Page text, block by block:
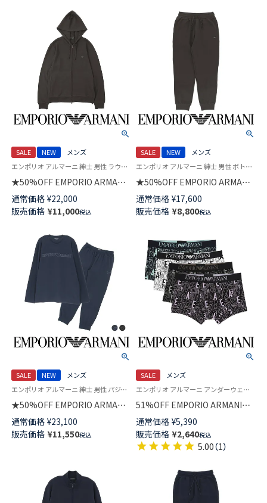
トBOX付き 54050093
SALE NEW
メンズ
エンポリオ アルマーニ 紳士 男性 ラウンジウェア トップス パーカー
★50%OFF EMPORIO ARMANI
ICONIC PIQUET HOODED FULL
ZIP アイコニック ピケ ジップア
ップ フーディー スウェット EU
通常価格 ¥22,000
販売価格 ¥11,000税込
SALE NEW
メンズ
エンポリオ アルマーニ 紳士 男性 ボトムス ラウンジウェア ズボン
★50%OFF EMPORIO ARMANI
ICONIC PIQUET アイコニック
ピケ スウェット ロングパンツ
EUサイズ メンズ 54059820
通常価格 ¥17,600
販売価格 ¥8,800税込
SALE NEW
メンズ
エンポリオ アルマーニ 紳士 男性 パジャマ 公式
★50%OFF EMPORIO ARMANI
ラウンジウェア 上下セット オ
ーガニックコットン混 クルーネ
ック 長袖 スウェット EUサイズ
通常価格 ¥23,100
販売価格 ¥11,550税込
SALE
メンズ
エンポリオ アルマーニ アンダーウェア Underwear 男性 メンズ 下着 パンツ ブランド
51%OFF EMPORIO ARMANI
ALL OVER BOLD LOGO ボール
ド ロゴ ボクサーパンツ 前閉じ
メンズ 54045069
通常価格 ¥5,390
販売価格 ¥2,640税込
5.00（1）